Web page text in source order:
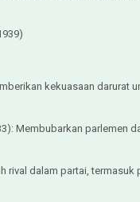
kekuasaan darurat
Membubarkan parlemen
rival dalam partai, termasuk